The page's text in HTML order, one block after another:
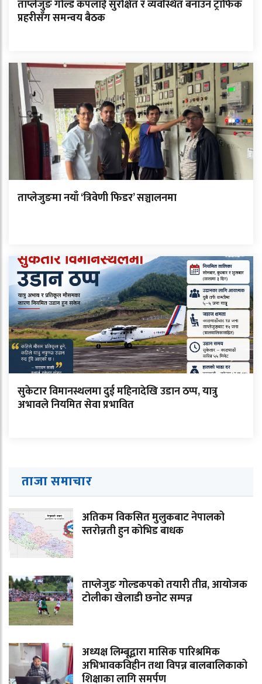
ताप्लेजुङ गोल्ड कपलाई सुरक्षित र व्यवस्थित बनाउन ट्राफिक
प्रहरीसँग समन्वय बैठक
ताप्लेजुङमा नयाँ ‘त्रिवेणी फिडर’ सञ्चालनमा
सुकेटार विमानस्थलमा दुई महिनादेखि उडान ठप्प, यात्रु
अभावले नियमित सेवा प्रभावित
ताजा समाचार
अतिकम विकसित मुलुकबाट नेपालको
स्तरोन्नती हुन कोभिड बाधक
ताप्लेजुङ गोल्डकपको तयारी तीव्र, आयोजक
टोलीका खेलाडी छनोट सम्पन्न
अध्यक्ष लिम्बूद्वारा मासिक पारिश्रमिक
अभिभावकविहीन तथा विपन्न बालबालिकाको
शिक्षाका लागि समर्पण